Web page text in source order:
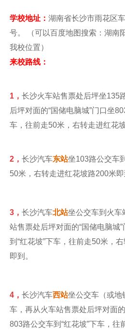
学校地址： 湖南省长沙市雨花区
号。 （可以百度地图搜索：湖南
我校位置）
来校路线：
1， 长沙火车站售票处后坪坐135
后坪对面的“国储电脑城”门口坐
车，往前走50米，右转走进红花
2， 长沙汽车东站坐103路公交车
50米，右转走进红花坡路200米即
3， 长沙汽车北站坐公交车到火车
站售票处后坪对面的“国储电脑城
到“红花坡”下车，往前走50米，
即到。
4， 长沙汽车西站坐公交车（或地
车，再从火车站售票处后坪对面
803路公交车到“红花坡”下车，往